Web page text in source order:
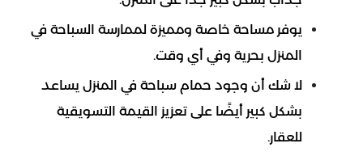
يوفر مساحة خاصة ومميزة لممارسة السباحة في
المنزل بحرية وفي أي وقت.
لا شك أن وجود حمام سباحة في المنزل يساعد
بشكل كبير أيضًا على تعزيز القيمة التسويقية
للعقار.